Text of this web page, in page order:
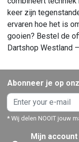
keer zijn
ervaren hoe het is
gooien? Bestel de
Dartshop Westland
Abonneer je op
* Wij delen NOOIT jouw
Mijn account